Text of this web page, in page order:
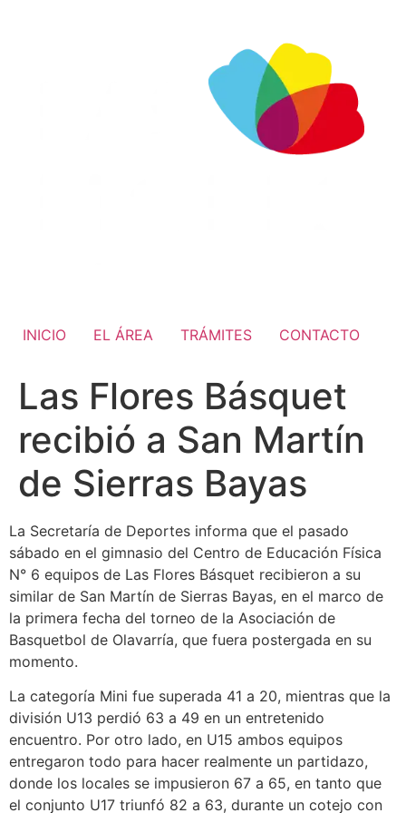
INICIO EL ÁREA TRÁMITES CONTACTO
Las Flores Básquet
recibió a San Martín
de Sierras Bayas
La Secretaría de Deportes informa que el pasado
sábado en el gimnasio del Centro de Educación Física
N° 6 equipos de Las Flores Básquet recibieron a su
similar de San Martín de Sierras Bayas, en el marco de
la primera fecha del torneo de la Asociación de
Basquetbol de Olavarría, que fuera postergada en su
momento.
La categoría Mini fue superada 41 a 20, mientras que la
división U13 perdió 63 a 49 en un entretenido
encuentro. Por otro lado, en U15 ambos equipos
entregaron todo para hacer realmente un partidazo,
donde los locales se impusieron 67 a 65, en tanto que
el conjunto U17 triunfó 82 a 63, durante un cotejo con